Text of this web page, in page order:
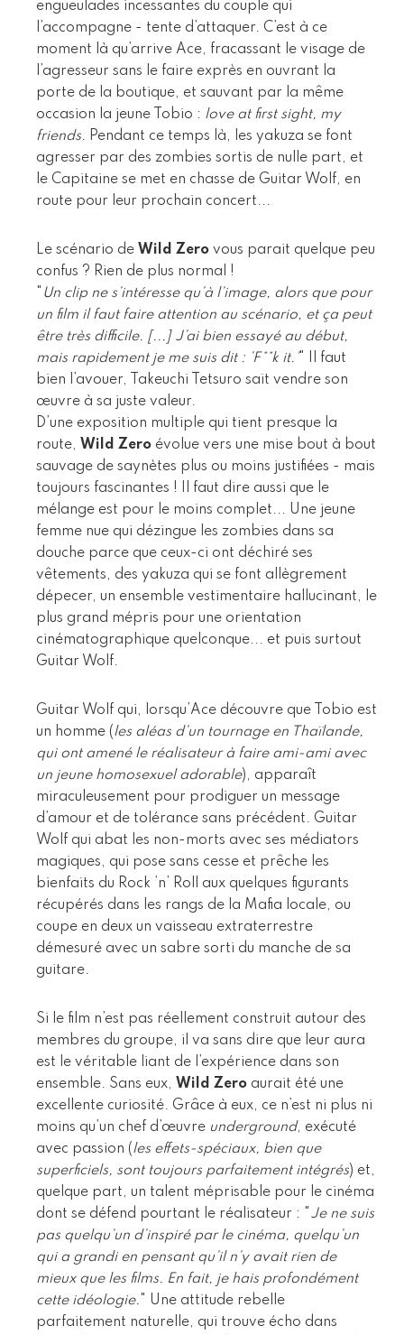
engueulades incessantes du couple qui
l’accompagne - tente d’attaquer. C’est à ce
moment là qu’arrive Ace, fracassant le visage de
l’agresseur sans le faire exprès en ouvrant la
porte de la boutique, et sauvant par la même
occasion la jeune Tobio : love at first sight, my
friends. Pendant ce temps là, les yakuza se font
agresser par des zombies sortis de nulle part, et
le Capitaine se met en chasse de Guitar Wolf, en
route pour leur prochain concert...
Le scénario de Wild Zero vous parait quelque peu
confus ? Rien de plus normal !
Un clip ne s’intéresse qu’à l’image, alors que pour
un film il faut faire attention au scénario, et ça peut
être très difficile. [...] J’ai bien essayé au début,
mais rapidement je me suis dit : ’F**k it.’ " Il faut
bien l’avouer, Takeuchi Tetsuro sait vendre son
œuvre à sa juste valeur.
D’une exposition multiple qui tient presque la
route, Wild Zero évolue vers une mise bout à bout
sauvage de saynètes plus ou moins justifiées - mais
toujours fascinantes ! Il faut dire aussi que le
mélange est pour le moins complet... Une jeune
femme nue qui dézingue les zombies dans sa
douche parce que ceux-ci ont déchiré ses
vêtements, des yakuza qui se font allègrement
dépecer, un ensemble vestimentaire hallucinant, le
plus grand mépris pour une orientation
cinématographique quelconque... et puis surtout
Guitar Wolf.
Guitar Wolf qui, lorsqu’Ace découvre que Tobio est
un homme (les aléas d’un tournage en Thaïlande,
qui ont amené le réalisateur à faire ami-ami avec
un jeune homosexuel adorable), apparaît
miraculeusement pour prodiguer un message
d’amour et de tolérance sans précédent. Guitar
Wolf qui abat les non-morts avec ses médiators
magiques, qui pose sans cesse et prêche les
bienfaits du Rock ’n’ Roll aux quelques figurants
récupérés dans les rangs de la Mafia locale, ou
coupe en deux un vaisseau extraterrestre
démesuré avec un sabre sorti du manche de sa
guitare.
Si le film n’est pas réellement construit autour des
membres du groupe, il va sans dire que leur aura
est le véritable liant de l’expérience dans son
ensemble. Sans eux, Wild Zero aurait été une
excellente curiosité. Grâce à eux, ce n’est ni plus ni
moins qu’un chef d’œuvre underground, exécuté
avec passion (les effets-spéciaux, bien que
superficiels, sont toujours parfaitement intégrés) et,
quelque part, un talent méprisable pour le cinéma
dont se défend pourtant le réalisateur : " Je ne suis
pas quelqu’un d’inspiré par le cinéma, quelqu’un
qui a grandi en pensant qu’il n’y avait rien de
mieux que les films. En fait, je hais profondément
cette idéologie. " Une attitude rebelle
parfaitement naturelle, qui trouve écho dans